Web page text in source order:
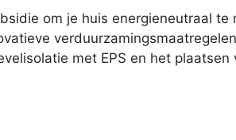
om je huis energieneutraal
met EPS en het